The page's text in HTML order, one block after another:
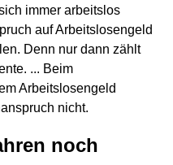
immer arbeitslos
auf Arbeitslosengeld
Denn nur dann zählt
... Beim
Arbeitslosengeld
nicht.
noch